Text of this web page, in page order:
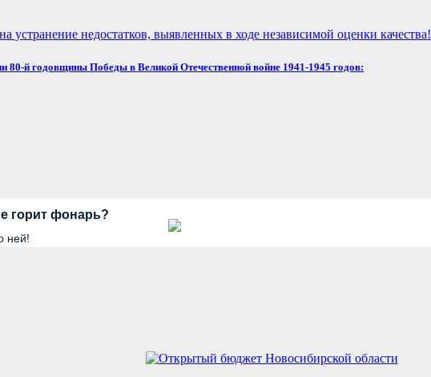
устранение недостатков, выявленных в ходе независимой оценки качества!
80-й годовщины Победы в Великой Отечественной войне 1941-1945 годов:
горит фонарь?
ней!